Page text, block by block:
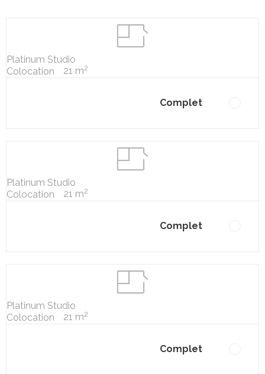
Platinum Studio
Colocation
21 m2
Complet
Platinum Studio
Colocation
21 m2
Complet
Platinum Studio
Colocation
21 m2
Complet